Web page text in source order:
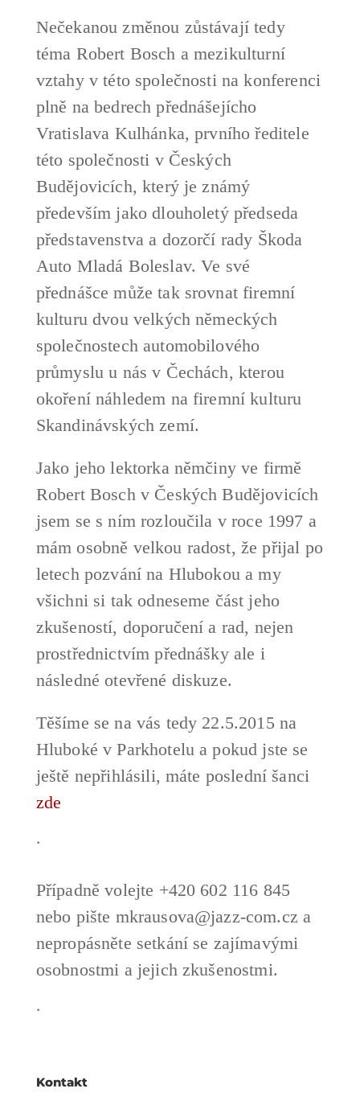
Nečekanou změnou zůstávají tedy
téma Robert Bosch a mezikulturní
vztahy v této společnosti na konferenci
plně na bedrech přednášejícho
Vratislava Kulhánka, prvního ředitele
této společnosti v Českých
Budějovicích, který je známý
především jako dlouholetý předseda
představenstva a dozorčí rady Škoda
Auto Mladá Boleslav. Ve své
přednášce může tak srovnat firemní
kulturu dvou velkých německých
společnostech automobilového
průmyslu u nás v Čechách, kterou
okoření náhledem na firemní kulturu
Skandinávských zemí.
Jako jeho lektorka němčiny ve firmě
Robert Bosch v Českých Budějovicích
jsem se s ním rozloučila v roce 1997 a
mám osobně velkou radost, že přijal po
letech pozvání na Hlubokou a my
všichni si tak odneseme část jeho
zkušeností, doporučení a rad, nejen
prostřednictvím přednášky ale i
následné otevřené diskuze.
Těšíme se na vás tedy 22.5.2015 na
Hluboké v Parkhotelu a pokud jste se
ještě nepřihlásili, máte poslední šanci
zde
.
Případně volejte +420 602 116 845
nebo pište mkrausova@jazz-com.cz a
nepropásněte setkání se zajímavými
osobnostmi a jejich zkušenostmi.
.
Kontakt